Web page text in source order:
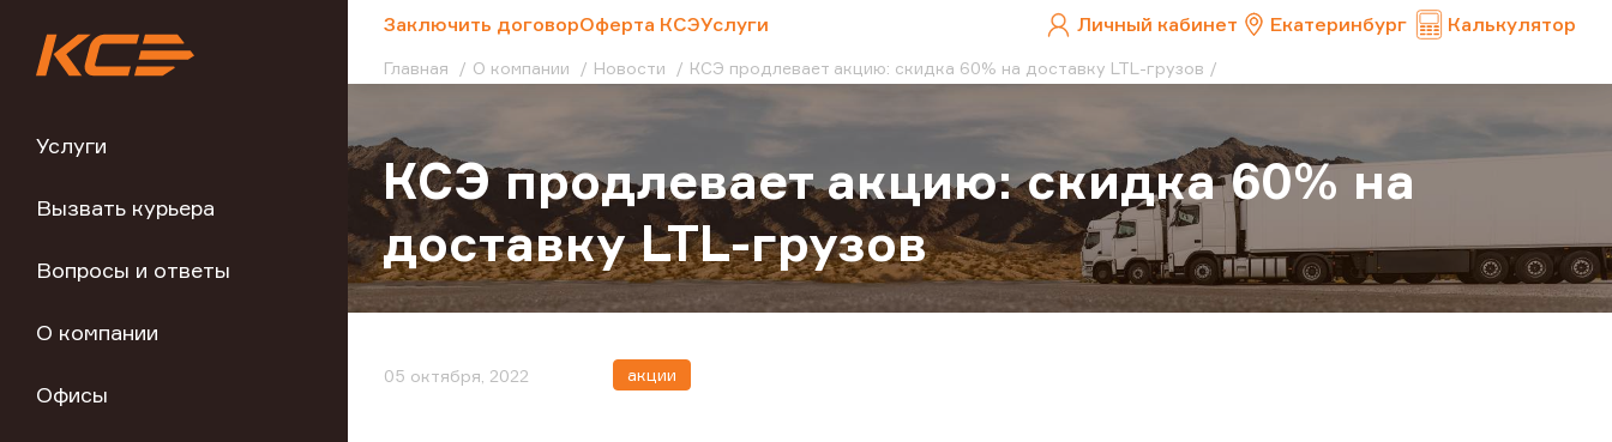
Услуги
Вызвать курьера
Вопросы и ответы
О компании
Офисы
Заключить договорОферта КСЭУслуги Личный кабинет Екатеринбург Калькулятор
Главная О компании Новости КСЭ продлевает акцию: скидка 60% на доставку LTL-грузов
КСЭ продлевает акцию: скидка 60% на
доставку LTL-грузов
05 октября, 2022 акции